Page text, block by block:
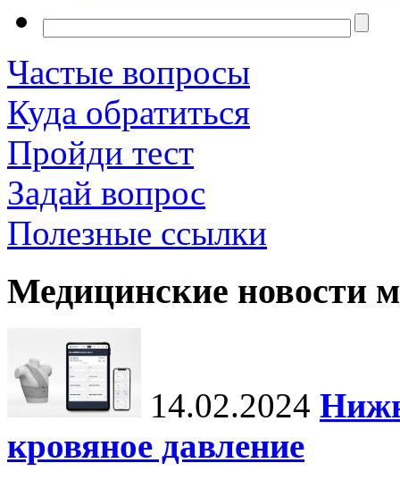
Частые вопросы
Куда обратиться
Пройди тест
Задай вопрос
Полезные ссылки
Медицинские новости
14.02.2024
кровяное давление